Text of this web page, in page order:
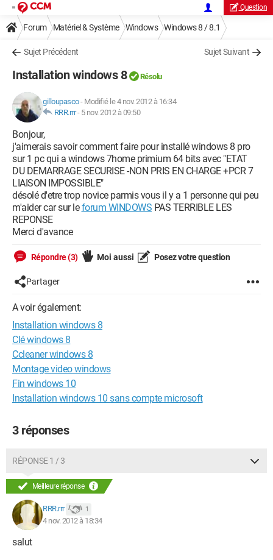
Question
Forum Matériel & Système Windows Windows 8 / 8.1
Sujet Précédent Sujet Suivant
Installation windows 8 Résolu
gilloupasco- Modifié le 4 nov. 2012 à 16:34
RRR.rrr- 5 nov. 2012 à 09:50
Bonjour,
j'aimerais savoir comment faire pour installé windows 8 pro
sur 1 pc qui a windows 7home primium 64 bits avec "ETAT
DU DEMARRAGE SECURISE -NON PRIS EN CHARGE +PCR 7
LIAISON IMPOSSIBLE"
désolé d'etre trop novice parmis vous il y a 1 personne qui peu
m'aider car sur leforum WINDOWS PAS TERRIBLE LES
REPONSE
Merci d'avance
Répondre (3) Moi aussi Posez votre question
Partager
A voir également:
Installation windows 8
Clé windows 8
Ccleaner windows 8
Montage video windows
Fin windows 10
Installation windows 10 sans compte microsoft
3 réponses
RÉPONSE 1 / 3
Meilleure réponse
RRR.rrr 1
4 nov. 2012 à 18:34
salut